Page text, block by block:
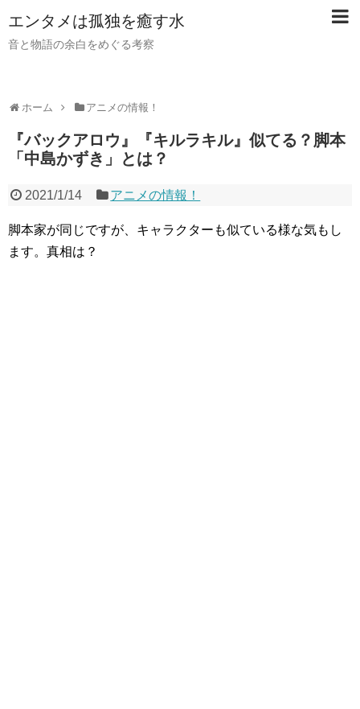
【PR】当サイトではアフィリエイト広告（PR）を利用し
ています。記事内ではアフィリエイトプログラムを利用し
て商品・サービスを紹介しています。
エンタメは孤独を癒す水
音と物語の余白をめぐる考察
ホーム アニメの情報！
『バックアロウ』『キルラキル』似てる？脚本
「中島かずき」とは？
2021/1/14 アニメの情報！
脚本家が同じですが、キャラクターも似ている様な気もし
ます。真相は？